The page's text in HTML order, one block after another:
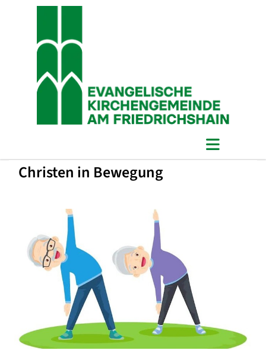
Christen in Bewegung